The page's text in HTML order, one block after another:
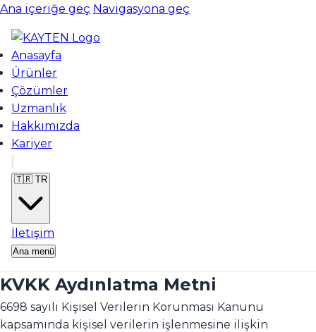
Ana içeriğe geç Navigasyona geç
Anasayfa
Ürünler
Çözümler
Uzmanlık
Hakkımızda
Kariyer
🇹🇷 TR
İletişim
Ana menü
KVKK Aydınlatma Metni
6698 sayılı Kişisel Verilerin Korunması Kanunu
kapsamında kişisel verilerin işlenmesine ilişkin